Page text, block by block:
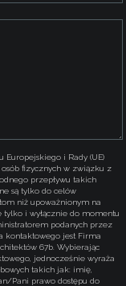
Europejskiego i Rady (UE)
w związku z
przepływu takich
są tylko do celów
tylko i wyłącznie do momentu
kontaktowego jest Firma
jednocześnie wyraża
Pani prawo dostępu do